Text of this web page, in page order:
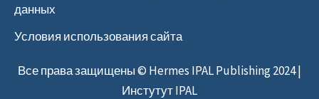
данных
Условия использования сайта
Все права защищены © Hermes IPAL Publishing 2024 |
Инстутут IPAL